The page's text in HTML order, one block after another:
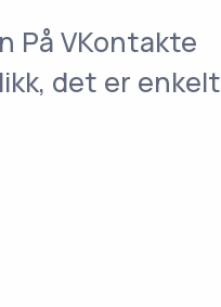
På VKontakte
det er enkelt